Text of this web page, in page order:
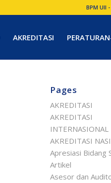
BPM UII
AKREDITASI
Pages
AKREDITASI
AKREDITASI
INTERNASIONAL
AKREDITASI
Apresiasi Bidang
Artikel
Asesor dan